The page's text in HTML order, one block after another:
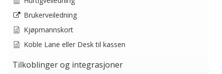
Brukerveiledning
Kjøpmannskort
Koble Lane eller Desk til kassen
Tilkoblinger og integrasjoner